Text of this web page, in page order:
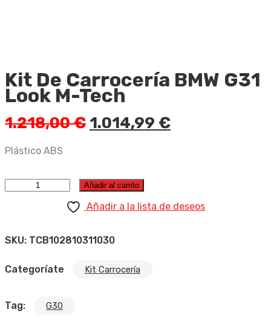
Kit De Carrocería BMW G31
Look M-Tech
1.218,00€ El
1.218,00 €.
1.014,99 €El
Plástico ABS
Kit De Carrocería BMW G31 Look M-Tech cantidad
Añadir al carrito
Añadir a la lista de deseos
SKU: TCB102810311030
Categoríate Kit Carrocería
Tag: G30